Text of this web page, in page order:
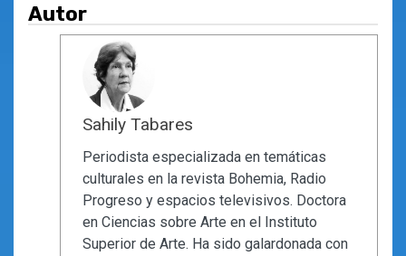
Autor
Sahily Tabares
Periodista especializada en temáticas
culturales en la revista Bohemia, Radio
Progreso y espacios televisivos. Doctora
en Ciencias sobre Arte en el Instituto
Superior de Arte. Ha sido galardonada con